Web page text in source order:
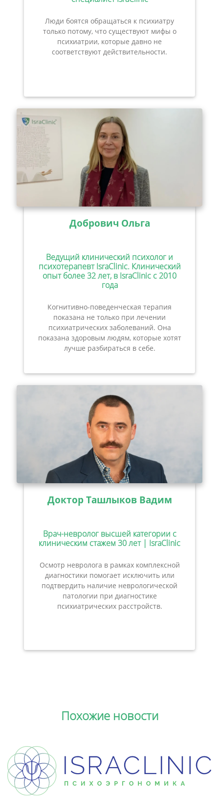
Люди боятся обращаться к психиатру
только потому, что существуют мифы о
психиатрии, которые давно не
соответствуют действительности.
Добрович Ольга
Ведущий клинический психолог и
психотерапевт IsraClinic. Клинический
опыт более 32 лет, в IsraClinic с 2010
года
Когнитивно-поведенческая терапия
показана не только при лечении
психиатрических заболеваний. Она
показана здоровым людям, которые хотят
лучше разбираться в себе.
Доктор Ташлыков Вадим
Врач-невролог высшей категории с
клиническим стажем 30 лет | IsraClinic
Осмотр невролога в рамках комплексной
диагностики помогает исключить или
подтвердить наличие неврологической
патологии при диагностике
психиатрических расстройств.
Похожие новости